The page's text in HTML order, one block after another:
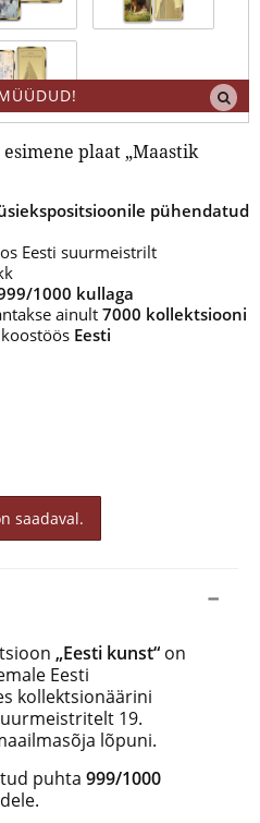
plaat „Maastik
pühendatud
Eesti suurmeistrilt
1000 kullaga
ainult 7000 kollektsiooni
Eesti
saadaval.
„Eesti kunst“ on
Eesti
kollektsionäärini
19.
lõpuni.
puhta 999/1000